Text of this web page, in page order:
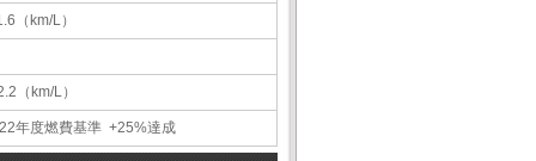
（km/L）
（km/L）
年度燃費基準 +25%達成